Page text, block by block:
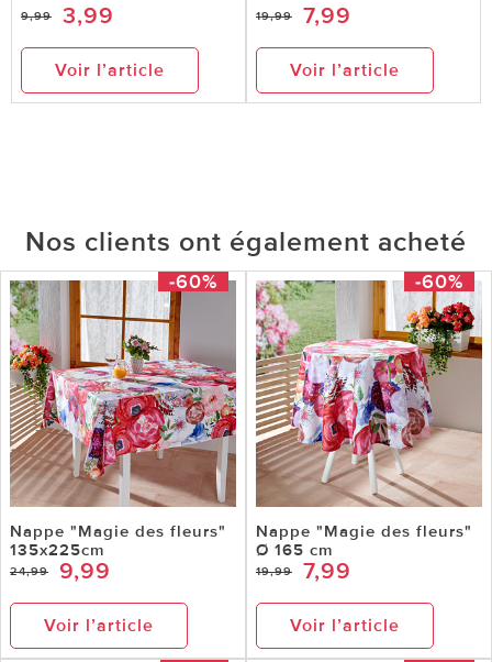
9,99 3,99
Voir l’article
19,99 7,99
Voir l’article
Nos clients ont également acheté
-60%
Nappe "Magie des fleurs"
135x225cm
24,99 9,99
Voir l’article
-60%
Nappe "Magie des fleurs"
Ø 165 cm
19,99 7,99
Voir l’article